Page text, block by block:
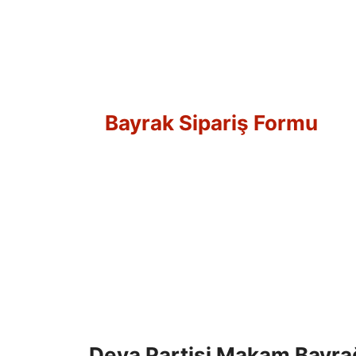
Bayrak Sipariş Formu